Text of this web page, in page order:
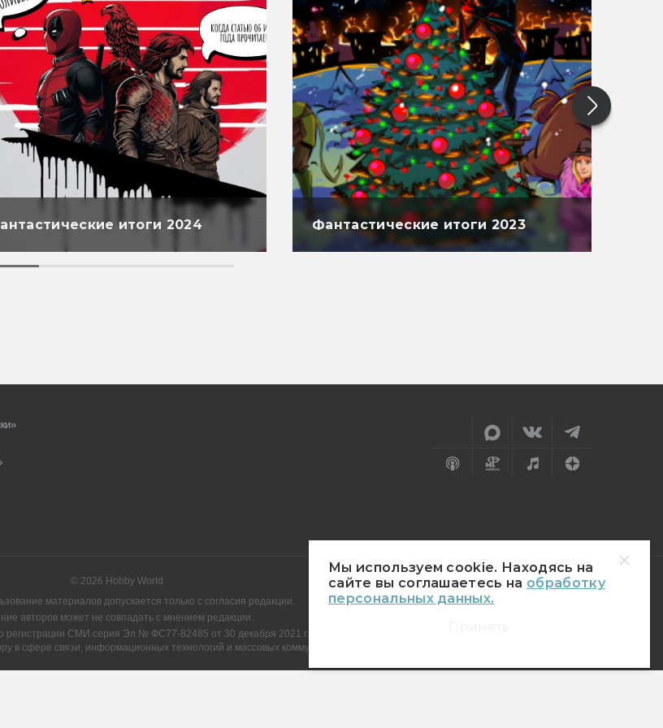
Мы используем cookie. Находясь на
сайте вы соглашаетесь на обработку
персональных данных.
итоги 2024 Фантастические итоги 2023
© 2026 Hobby World
материалов допускается только с согласия редакции.
авторов может не совпадать с мнением редакции.
регистрации СМИ серия Эл № ФС77-82485 от 30 декабря 2021 г.
в сфере связи, информационных технологий и массовых коммуникаций (Роскомнадзор)